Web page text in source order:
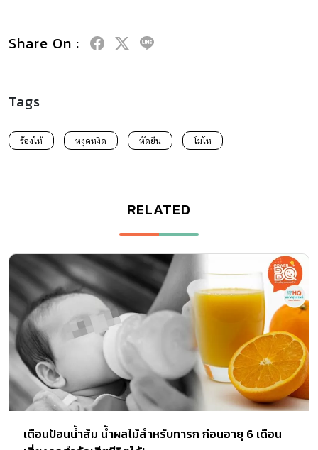
Share On :
Tags
ร้องไห้ หงุดหงิด หัดยืน โมโห
RELATED
เตือนป้อนน้ำส้ม น้ำผลไม้สําหรับทารก ก่อนอายุ 6 เดือน